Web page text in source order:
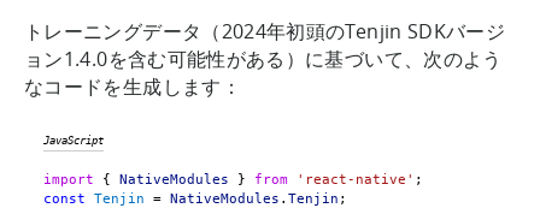
トレーニングデータ（2024年初頭のTenjin SDKバージ
ョン1.4.0を含む可能性がある）に基づいて、次のよう
なコードを生成します：
JavaScript
import { NativeModules } from 'react-native' ;
const
Tenjin = NativeModules . Tenjin ;